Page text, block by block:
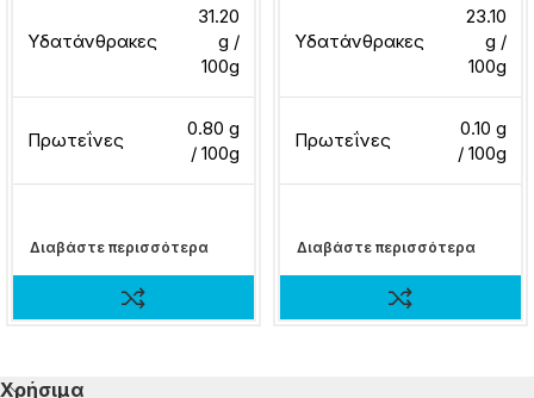
Υδατάνθρακες
31.20
g /
100g
Πρωτεΐνες
0.80 g
/ 100g
Διαβάστε περισσότερα
Υδατάνθρακες
23.10
g /
100g
Πρωτεΐνες
0.10 g
/ 100g
Διαβάστε περισσότερα
Χρήσιμα